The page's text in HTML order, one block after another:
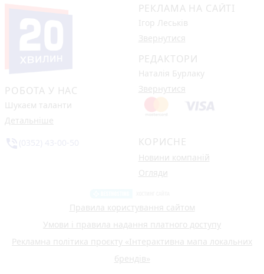
РОБОТА У НАС
Шукаєм таланти
Детальніше
РЕКЛАМА НА САЙТІ
Ігор Леськів
Звернутися
РЕДАКТОРИ
Наталія Бурлаку
Звернутися
КОРИСНЕ
Новини компаній
Огляди
Правила користування сайтом
Умови і правила надання платного доступу
Рекламна політика проєкту «Інтерактивна мапа локальних
брендів»